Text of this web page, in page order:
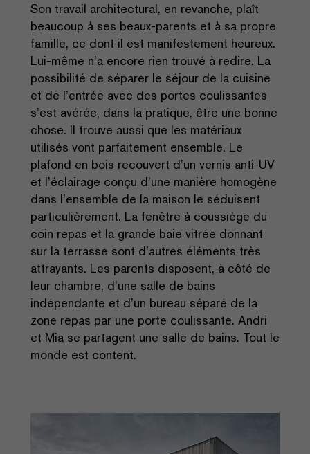
Son travail architectural, en revanche, plaît
beaucoup à ses beaux-parents et à sa propre
famille, ce dont il est manifestement heureux.
Lui-même n’a encore rien trouvé à redire. La
possibilité de séparer le séjour de la cuisine
et de l’entrée avec des portes coulissantes
s’est avérée, dans la pratique, être une bonne
chose. Il trouve aussi que les matériaux
utilisés vont parfaitement ensemble. Le
plafond en bois recouvert d’un vernis anti-UV
et l’éclairage conçu d’une manière homogène
dans l’ensemble de la maison le séduisent
particulièrement. La fenêtre à coussiège du
coin repas et la grande baie vitrée donnant
sur la terrasse sont d’autres éléments très
attrayants. Les parents disposent, à côté de
leur chambre, d’une salle de bains
indépendante et d’un bureau séparé de la
zone repas par une porte coulissante. Andri
et Mia se partagent une salle de bains. Tout le
monde est content.